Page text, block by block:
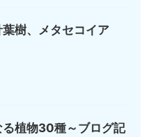
樹、メタセコイア
る植物30種～ブログ記